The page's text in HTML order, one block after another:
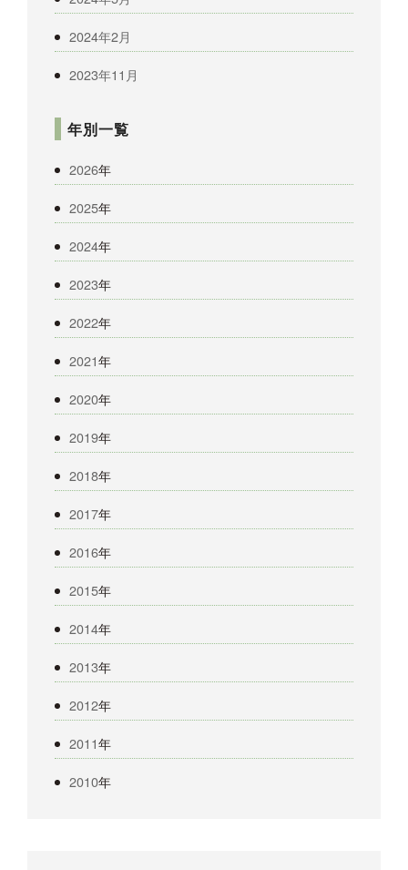
2024年2月
2023年11月
年別一覧
2026年
2025年
2024年
2023年
2022年
2021年
2020年
2019年
2018年
2017年
2016年
2015年
2014年
2013年
2012年
2011年
2010年